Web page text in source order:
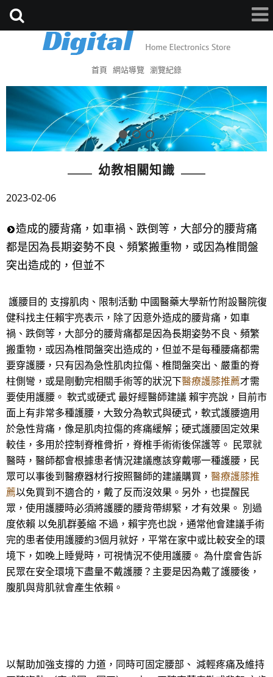
首頁 網站導覽 瀏覽紀錄
幼教相關知識
2023-02-06
造成的腰背痛，如車禍、跌倒等，大部分的腰背痛
都是因為長期姿勢不良、頻繁搬重物，或因為椎間盤
突出造成的，但並不
護腰目的 支撐肌肉、限制活動 中國醫藥大學新竹附設醫院復
健科找主任賴宇亮表示，除了因意外造成的腰背痛，如車
禍、跌倒等，大部分的腰背痛都是因為長期姿勢不良、頻繁
搬重物，或因為椎間盤突出造成的，但並不是每種腰痛都需
要穿護腰，只有因為急性肌肉拉傷、椎間盤突出、嚴重的脊
柱側彎，或是剛動完相關手術等的狀況下醫療護膝推薦才需
要使用護腰。 軟式或硬式 最好經醫師建議 賴宇亮說，目前市
面上有非常多種護腰，大致分為軟式與硬式，軟式護腰適用
於急性背痛，像是肌肉拉傷的疼痛緩解；硬式護腰固定效果
較佳，多用於控制脊椎骨折，脊椎手術術後保護等。 民眾就
醫時，醫師都會根據患者情況建議應該穿戴哪一種護腰，民
眾可以事後到醫療器材行按照醫師的建議購買， 醫療護膝推
薦以免買到不適合的，戴了反而沒效果。另外，也提醒民
眾，使用護腰時必須將護腰的腰背帶綁緊，才有效果。 別過
度依賴 以免肌群萎縮 不過，賴宇亮也說，通常他會建議手術
完的患者使用護腰約3個月就好，平常在家中或比較安全的環
境下，如晚上睡覺時，可視情況不使用護腰。 為什麼會告訴
民眾在安全環境下盡量不戴護腰？主要是因為戴了護腰後，
腹肌與背肌就會產生依賴。
以幫助加強支撐的 力道，同時可固定腰部、 減輕疼痛及維持